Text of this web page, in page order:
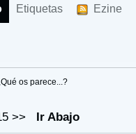
Etiquetas Ezine
os parece...?
>> Ir Abajo